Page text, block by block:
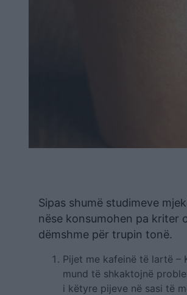
Sipas shumë studimeve
nëse konsumohen pa kriter
dëmshme për trupin tonë.
Pijet me kafeinë të lartë –
mund të shkaktojnë
i këtyre pijeve në sasi të